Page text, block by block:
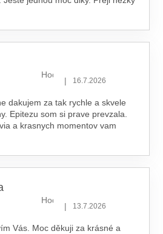
Hodnocení obchodu je 5 z 5
| 16.7.2026
dakujem za tak rychle a skvele
Epitezu som si prave prevzala.
a krasnych momentov vam
Hodnocení obchodu je 5 z 5
| 13.7.2026
Vás. Moc děkuji za krásné a